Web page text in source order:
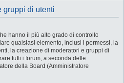
gruppi di utenti
hanno il più alto grado di controllo
qualsiasi elemento, inclusi i permessi, la
la creazione di moderatori e gruppi di
tutti i forum, a seconda delle
della Board (Amministratore